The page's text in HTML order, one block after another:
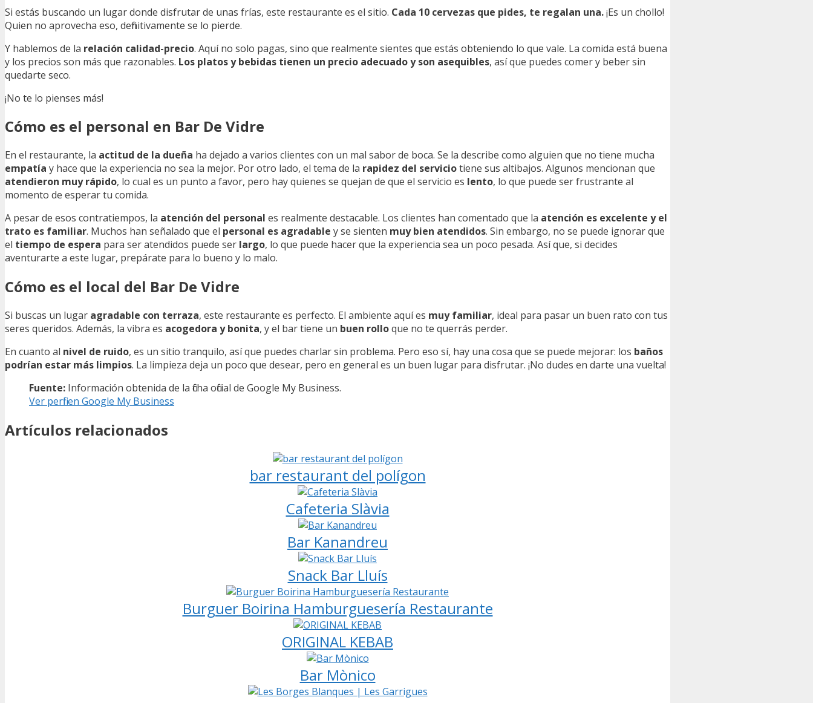
Si estás buscando un lugar donde disfrutar de unas frías, este restaurante es el sitio. Cada 10 cervezas que pides, te regalan una.¡Es un chollo!
Quien no aprovecha eso, definitivamente se lo pierde.
Y hablemos de la relación calidad-precio. Aquí no solo pagas, sino que realmente sientes que estás obteniendo lo que vale. La comida está buena
y los precios son más que razonables. Los platos y bebidas tienen un precio adecuado y son asequibles, así que puedes comer y beber sin
quedarte seco.
¡No te lo pienses más!
Cómo es el personal en Bar De Vidre
En el restaurante, la actitud de la dueña ha dejado a varios clientes con un mal sabor de boca. Se la describe como alguien que no tiene mucha
empatía y hace que la experiencia no sea la mejor. Por otro lado, el tema de la rapidez del serviciotiene sus altibajos. Algunos mencionan que
atendieron muy rápido, lo cual es un punto a favor, pero hay quienes se quejan de que el servicio es lento, lo que puede ser frustrante al
momento de esperar tu comida.
A pesar de esos contratiempos, la atención del personal es realmente destacable. Los clientes han comentado que la atención es excelente y el
trato es familiar. Muchos han señalado que el personal es agradable y se sienten muy bien atendidos. Sin embargo, no se puede ignorar que
el tiempo de espera para ser atendidos puede ser largo, lo que puede hacer que la experiencia sea un poco pesada. Así que, si decides
aventurarte a este lugar, prepárate para lo bueno y lo malo.
Cómo es el local del Bar De Vidre
Si buscas un lugar agradable con terraza, este restaurante es perfecto. El ambiente aquí es muy familiar, ideal para pasar un buen rato con tus
seres queridos. Además, la vibra es acogedora y bonita, y el bar tiene un buen rolloque no te querrás perder.
En cuanto al nivel de ruido, es un sitio tranquilo, así que puedes charlar sin problema. Pero eso sí, hay una cosa que se puede mejorar: los baños
podrían estar más limpios. La limpieza deja un poco que desear, pero en general es un buen lugar para disfrutar. ¡No dudes en darte una vuelta!
Fuente: Información obtenida de la ficha oficial de Google My Business.
Ver perfil en Google My Business
Artículos relacionados
bar restaurant del polígon
Cafeteria Slàvia
Bar Kanandreu
Snack Bar Lluís
Burguer Boirina Hamburguesería Restaurante
ORIGINAL KEBAB
Bar Mònico